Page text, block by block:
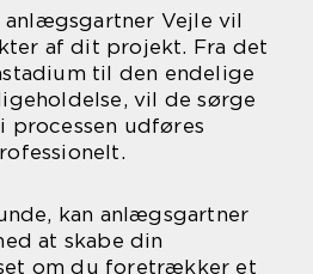
anlægsgartner Vejle vil
af dit projekt. Fra det
til den endelige
vil de sørge
processen udføres
kan anlægsgartner
at skabe din
om du foretrækker et